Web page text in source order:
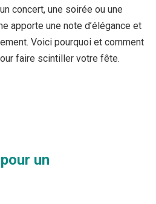
concert, une soirée ou une
apporte une note d’élégance et
Voici pourquoi et comment
faire scintiller votre fête.
un